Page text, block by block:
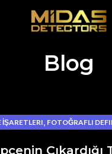
Blog
İŞARETLERI, FOTOĞRAFLI
Çıkardığı